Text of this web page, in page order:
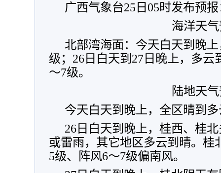
广西气象台25日05时发布预
海洋天
北部湾海面：今天白天到晚
级；26日白天到27日晚上，多云
～7级。
陆地天
今天白天到晚上，全区晴到
26日白天到晚上，桂西、桂
或雷雨，其它地区多云到晴。桂
5级、阵风6～7级偏南风。